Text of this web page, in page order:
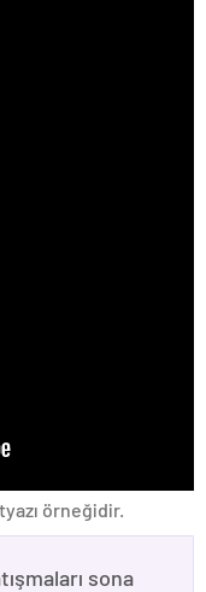
örneğidir.
sona